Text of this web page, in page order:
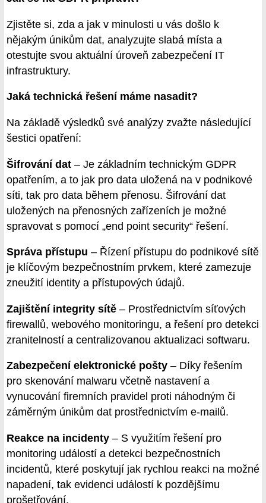
Zjistěte si, zda a jak v minulosti u vás došlo k
nějakým únikům dat, analyzujte slabá místa a
otestujte svou aktuální úroveň zabezpečení IT
infrastruktury.
Jaká technická řešení máme nasadit?
Na základě výsledků své analýzy zvažte následující
šestici opatření:
Šifrování dat – Je základním technickým GDPR
opatřením, a to jak pro data uložená na v podnikové
síti, tak pro data během přenosu. Šifrování dat
uložených na přenosných zařízeních je možné
spravovat s pomocí „end point security“ řešení.
Správa přístupu – Řízení přístupu do podnikové sítě
je klíčovým bezpečnostním prvkem, které zamezuje
zneužití identity a přístupových údajů.
Zajištění integrity sítě – Prostřednictvím síťových
firewallů, webového monitoringu, a řešení pro detekci
zranitelností a centralizovanou aktualizaci softwaru.
Zabezpečení elektronické pošty – Díky řešením
pro skenování malwaru včetně nastavení a
vynucování firemních pravidel proti náhodným či
záměrným únikům dat prostřednictvím e-mailů.
Reakce na incidenty – S využitím řešení pro
monitoring událostí a detekci bezpečnostních
incidentů, které poskytují jak rychlou reakci na možné
napadení, tak evidenci událostí k pozdějšímu
prošetřování.